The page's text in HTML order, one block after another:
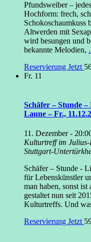
Pfundsweiber –
Hochform: frech,
Schokoschaumkuss
Altwerden mit
wird besungen und
bekannte Melodien,
Reservierung Jetzt
Fr. 11
Schäfer – Stunde
Laune – Fr.,
11. Dezember -
Kulturtreff im Julius-
Stuttgart-
Schäfer – Stunde -
für Lebenskünstler
man haben, sonst
gestaltet nun seit
Kulturtreffs. Und
Reservierung Jetzt